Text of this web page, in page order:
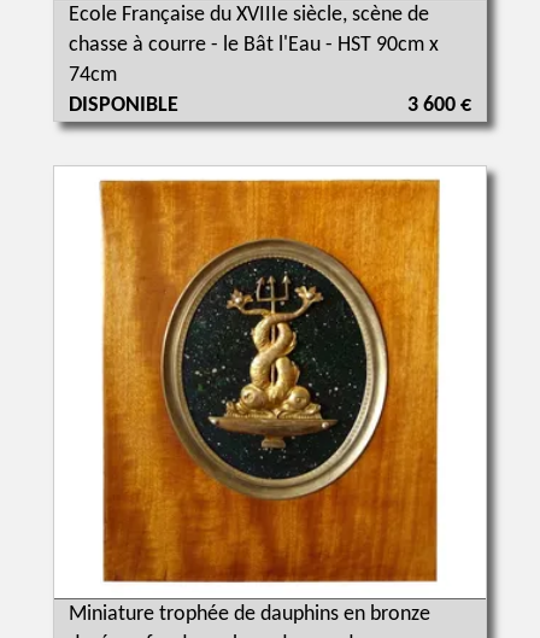
Ecole Française du XVIIIe siècle, scène de
chasse à courre - le Bât l'Eau - HST 90cm x
74cm
DISPONIBLE
3 600 €
Miniature trophée de dauphins en bronze